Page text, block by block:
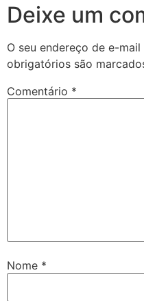
Deixe um
O seu endereço de e-
obrigatórios são
Comentário *
Nome *